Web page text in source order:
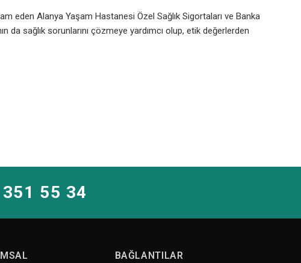
eden Alanya Yaşam Hastanesi Özel Sağlık Sigortaları ve Banka
da sağlık sorunlarını çözmeye yardımcı olup, etik değerlerden
55 34
BAĞLANTILAR